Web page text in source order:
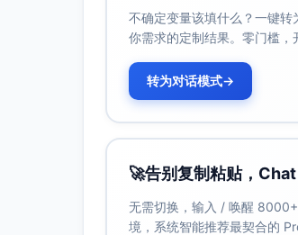
描述：合同签署流程因法
影响：
合同处理过程往往成为
销售经理无法快速关闭
任务管理解决方案：
推广电子签约工具（如
对于非标准合同，
不确定变量该填什么？一键
你需求的定制结果。零门槛，
转为对话模式→
🚀告别复制粘贴，Chat
无需切换，输入 / 唤醒
境，系统智能推荐最契合的